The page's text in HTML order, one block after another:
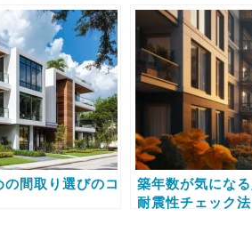
間取り選びのコ
築年数が気にな
耐震性チェック法